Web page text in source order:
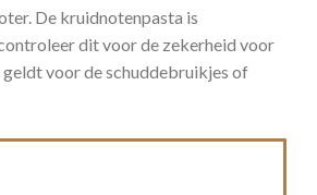
De kruidnotenpasta is
dit voor de zekerheid voor
voor de schuddebruikjes of